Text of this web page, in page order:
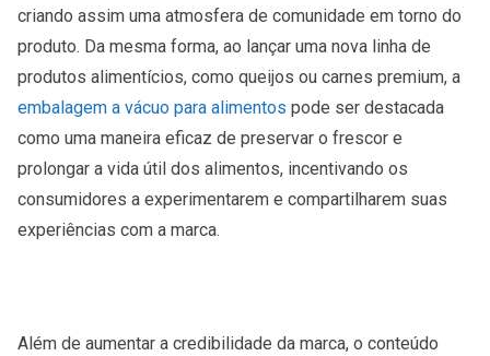
criando assim uma atmosfera de comunidade em torno do
produto. Da mesma forma, ao lançar uma nova linha de
produtos alimentícios, como queijos ou carnes premium, a
embalagem a vácuo para alimentos pode ser destacada
como uma maneira eficaz de preservar o frescor e
prolongar a vida útil dos alimentos, incentivando os
consumidores a experimentarem e compartilharem suas
experiências com a marca.
Além de aumentar a credibilidade da marca, o conteúdo